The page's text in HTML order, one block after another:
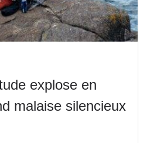
explose en
malaise silencieux